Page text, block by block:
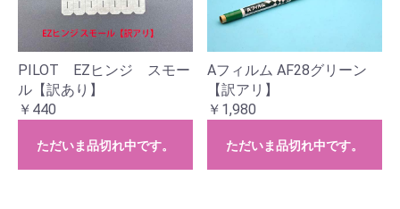
PILOT EZヒンジ スモー
ル【訳あり】
￥440
ただいま品切れ中です。
Aフィルム AF28グリーン
【訳アリ】
￥1,980
ただいま品切れ中です。